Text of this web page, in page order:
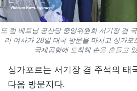
사진
비디오
인포그래픽
메가스토리
또 럼 베트남 공산당 중앙위원회 서기장 겸
리 여사가 28일 태국 방문을 마치고 싱가포
국제공항에 도착해 손을 흔들고
싱가포르는 서기장 겸 주석의 태
다음 방문지다.